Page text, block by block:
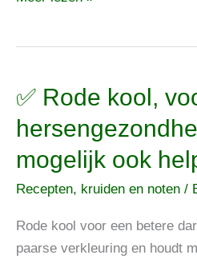
✅ Rode kool,
mogelijk ook
Recepten, kruiden en noten /
Rode kool voor een betere
paarse verkleuring en houdt
✅
kool,
voor
een
darm
en